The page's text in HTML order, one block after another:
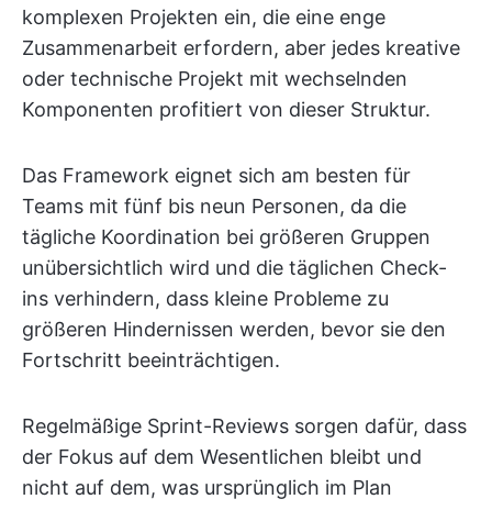
komplexen Projekten ein, die eine enge
Zusammenarbeit erfordern, aber jedes kreative
oder technische Projekt mit wechselnden
Komponenten profitiert von dieser Struktur.
Das Framework eignet sich am besten für
Teams mit fünf bis neun Personen, da die
tägliche Koordination bei größeren Gruppen
unübersichtlich wird und die täglichen Check-
ins verhindern, dass kleine Probleme zu
größeren Hindernissen werden, bevor sie den
Fortschritt beeinträchtigen.
Regelmäßige Sprint-Reviews sorgen dafür, dass
der Fokus auf dem Wesentlichen bleibt und
nicht auf dem, was ursprünglich im Plan